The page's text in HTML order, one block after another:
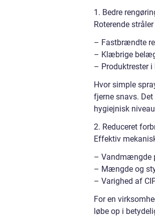
1. Bedre
Roterende
– Fastbrændte
– Klæbrige
– Produktrester
Hvor simple
fjerne snavs.
hygiejnisk
2. Reduceret
Effektiv
– Vandmængde
– Mængde og
– Varighed af
For en
løbe op i